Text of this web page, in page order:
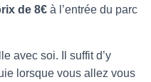
de 8€ à l’entrée du parc
avec soi. Il suffit d’y
lorsque vous allez vous